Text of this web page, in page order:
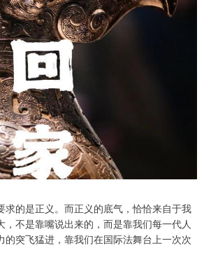
求的是正义。而正义的底气，恰恰来自于我
，不是靠嘴说出来的，而是靠我们每一代人
的突飞猛进，靠我们在国际法舞台上一次次